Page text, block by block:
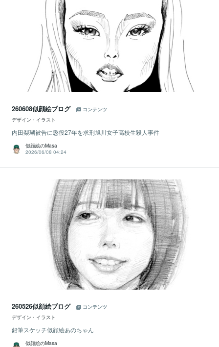
260608似顔絵ブログ
コンテンツ
デザイン・イラスト
内田梨瑚被告に懲役27年を求刑旭川女子高校生殺人事件
似顔絵のMasa
2026/06/08 04:24
260526似顔絵ブログ
コンテンツ
デザイン・イラスト
鉛筆スケッチ似顔絵あのちゃん
似顔絵のMasa